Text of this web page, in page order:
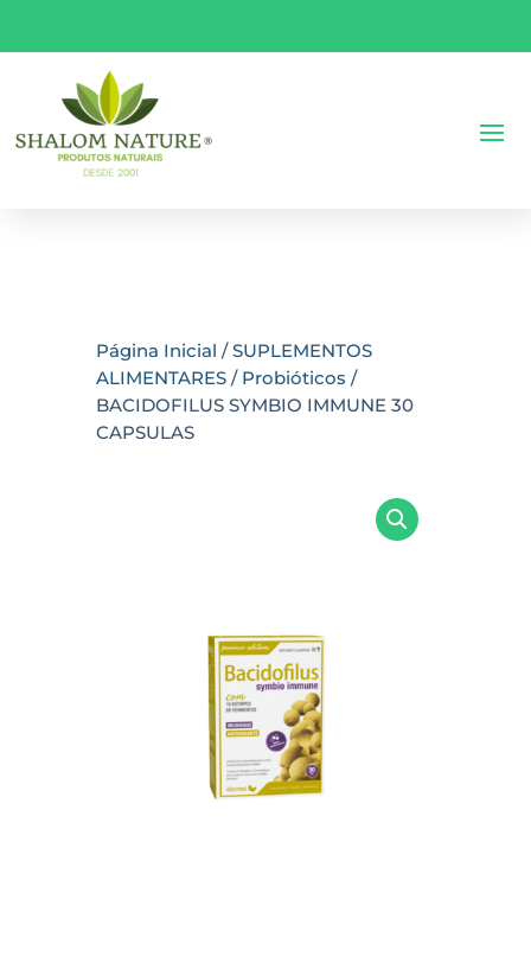
Página Inicial /SUPLEMENTOS
ALIMENTARES/ Probióticos /
BACIDOFILUS SYMBIO IMMUNE 30
CAPSULAS